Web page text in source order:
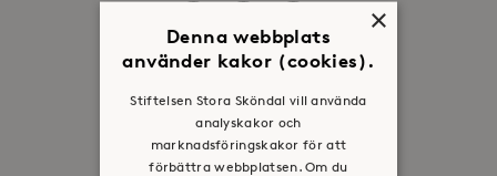
Fler evenemang
×
Denna webbplats
använder kakor (cookies).
Stiftelsen Stora Sköndal vill använda
analyskakor och
marknadsföringskakor för att
förbättra webbplatsen. Om du